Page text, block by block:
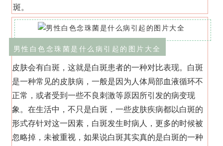
斑。
男性白色念珠菌是什么病引起的图片大全
皮肤会有白斑，这就是白斑患者的一种对比表现。白斑
是一种常见的皮肤病，一般是因为人体局部血液循环不
正常，或者受到一些不良刺激等原因所引发的病变现
象。在生活中，不只是白斑，一些皮肤疾病都以白斑的
形式存针对这一因素，白斑发生时病人，更多的时候被
忽略掉，未被重视，如果说白斑其实真的是白斑的一种